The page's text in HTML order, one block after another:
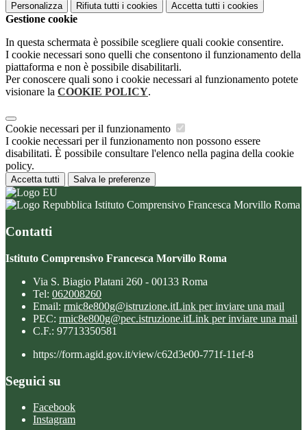
Personalizza Rifiuta tutti i cookies Accetta tutti i cookies
Gestione cookie
In questa schermata è possibile scegliere quali cookie consentire.
I cookie necessari sono quelli che consentono il funzionamento della
piattaforma e non è possibile disabilitarli.
Per conoscere quali sono i cookie necessari al funzionamento potete
visionare la COOKIE POLICY.
Cookie necessari per il funzionamento
I cookie necessari per il funzionamento non possono essere
disabilitati. È possibile consultare l'elenco nella pagina della cookie
policy.
Accetta tutti Salva le preferenze
Istituto Comprensivo Francesca Morvillo Roma
Contatti
Istituto Comprensivo Francesca Morvillo Roma
Via S. Biagio Platani 260 - 00133 Roma
Tel: 062008260
Email: rmic8e800g@istruzione.itLink per inviare una mail
PEC: rmic8e800g@pec.istruzione.itLink per inviare una mail
C.F.: 97713350581
https://form.agid.gov.it/view/c62d3e00-771f-11ef-8
Seguici su
Facebook
Instagram